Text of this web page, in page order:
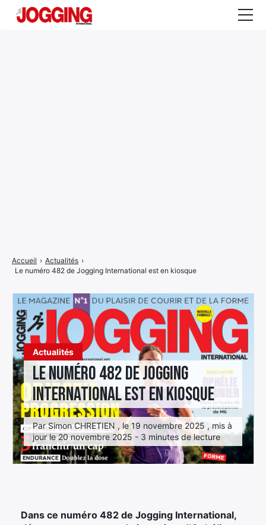
Actualités
Le numéro 482 de Jogging
International est en kiosque
Par Simon CHRETIEN , le 19 novembre 2025 , mis à
jour le 20 novembre 2025 - 3 minutes de lecture
Accueil › Actualités ›
Le numéro 482 de Jogging International est en kiosque
Dans ce numéro 482 de Jogging International,
de
menu
Élément
de
menu
Élément
de
menu